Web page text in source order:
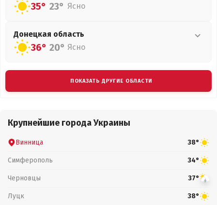
35° 23° Ясно
Донецкая область
36° 20° Ясно
ПОКАЗАТЬ ДРУГИЕ ОБЛАСТИ
Крупнейшие города Украины
Винница 38°
Симферополь 34°
Черновцы 37°
Луцк 38°